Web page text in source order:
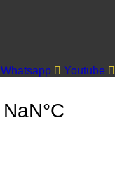
Whatsapp Youtube